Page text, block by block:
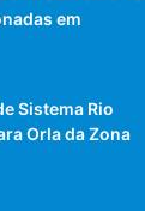
em
Sistema Rio
Orla da Zona